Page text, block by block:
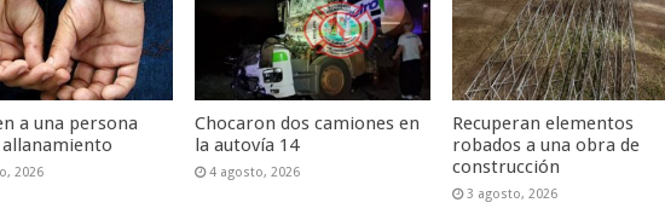
a una persona
2026
Chocaron dos camiones en
la autovía 14
4 agosto, 2026
Recuperan elementos
robados a una obra de
construcción
3 agosto, 2026